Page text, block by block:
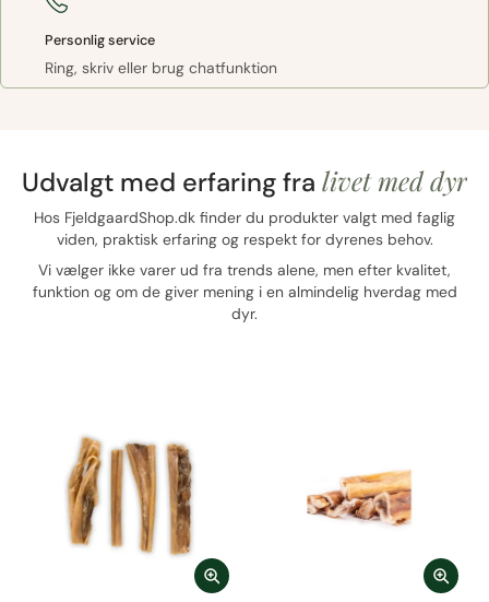
Personlig service
Ring, skriv eller brug chatfunktion
Udvalgt med erfaring fra livet med dyr
Hos FjeldgaardShop.dk finder du produkter valgt med faglig
viden, praktisk erfaring og respekt for dyrenes behov.
Vi vælger ikke varer ud fra trends alene, men efter kvalitet,
funktion og om de giver mening i en almindelig hverdag med
dyr.